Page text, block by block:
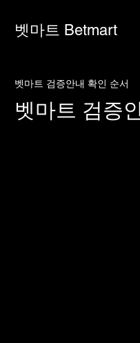
벳마트 Betmart
벳마트 검증안내 확인 순서
벳마트 검증